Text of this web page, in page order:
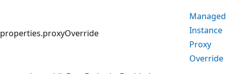
properties.proxyOverride
Managed
Instance
Proxy
Override